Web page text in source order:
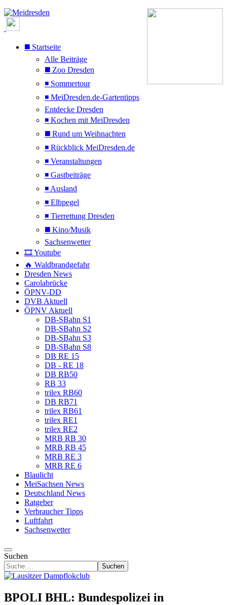
◼️ Startseite
Alle Beiträge
◼️ Zoo Dresden
◾ Sommertour
◾ MeiDresden.de-Gartentipps
Entdecke Dresden
◾ Kochen mit MeiDresden
◼️ Rund um Weihnachten
◾ Rückblick MeiDresden.de
◾ Veranstaltungen
◾ Gastbeiträge
◾ Ausland
◾ Elbpegel
◾ Tierrettung Dresden
◼️ Kino/Musik
Sachsenwetter
🎞️ Youtube
🔥 Waldbrandgefahr
Dresden News
Carolabrücke
ÖPNV-DD
DVB Aktuell
ÖPNV Aktuell
DB-SBahn S1
DB-SBahn S2
DB-SBahn S3
DB-SBahn S8
DB RE 15
DB - RE 18
DB RB50
RB 33
trilex RB60
DB RB71
trilex RB61
trilex RE1
trilex RE2
MRB RB 30
MRB RB 45
MRB RE 3
MRB RE 6
Blaulicht
MeiSachsen News
Deutschland News
Ratgeber
Verbraucher Tipps
Luftfahrt
Sachsenwetter
Suchen
Suchen
BPOLI BHL: Bundespolizei in